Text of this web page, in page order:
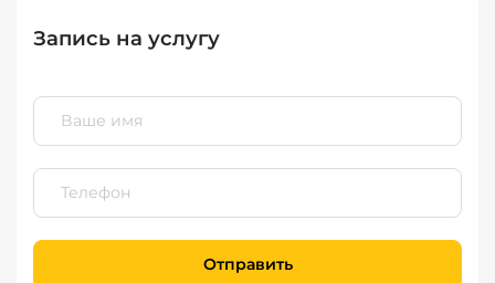
Запись на услугу
Отправить